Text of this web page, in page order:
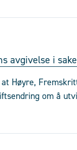
avgivelse i
Høyre,
om å